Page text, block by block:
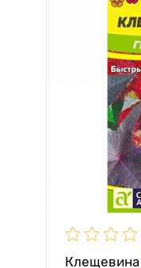
Клещевина